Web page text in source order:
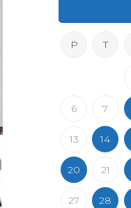
P T
6 7
13 14
20 21
27 28